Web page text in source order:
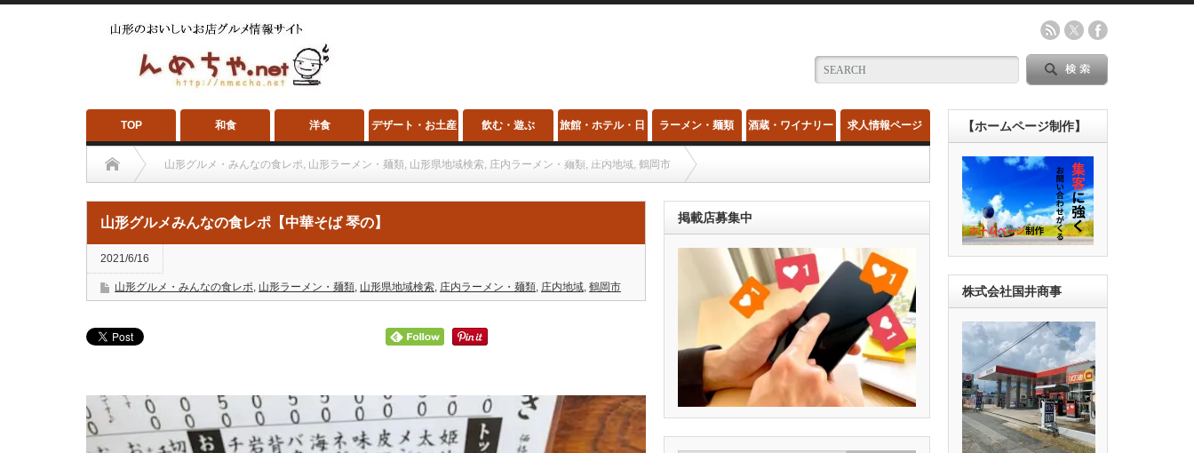
TOP 和食 洋食 デザート・お土産 飲む・遊ぶ 旅館・ホテル・日
帰り温泉・スパ
ラーメン・麺類 酒蔵・ワイナリー 求人情報ページ
山形グルメ・みんなの食レポ, 山形ラーメン・麺類, 山形県地域検索, 庄内ラーメン・麺類, 庄内地域, 鶴岡市
山形グルメみんなの食レポ【中華そば 琴の】
山形グルメみんなの食レポ【中華そば 琴の】
2021/6/16
山形グルメ・みんなの食レポ, 山形ラーメン・麺類, 山形県地域検索, 庄内ラーメン・麺類, 庄内地域, 鶴岡市
掲載店募集中
【ホームページ制作】
株式会社国井商事